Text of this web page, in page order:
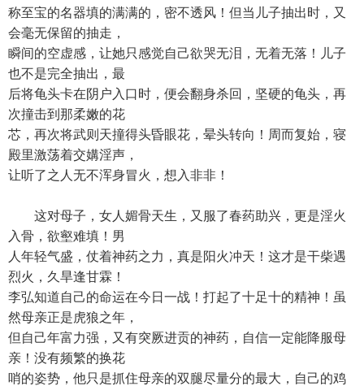
称至宝的名器填的满满的，密不透风！但当儿子抽出时，又
会毫无保留的抽走，
瞬间的空虚感，让她只感觉自己欲哭无泪，无着无落！儿子
也不是完全抽出，最
后将龟头卡在阴户入口时，便会翻身杀回，坚硬的龟头，再
次撞击到那柔嫩的花
芯，再次将武则天撞得头昏眼花，晕头转向！周而复始，寝
殿里激荡着交媾淫声，
让听了之人无不浑身冒火，想入非非！
这对母子，女人媚骨天生，又服了春药助兴，更是淫火
入骨，欲壑难填！男
人年轻气盛，仗着神药之力，真是阳火冲天！这才是干柴遇
烈火，久旱逢甘霖！
李弘知道自己的命运在今日一战！打起了十足十的精神！虽
然母亲正是虎狼之年，
但自己年富力强，又有突厥进贡的神药，自信一定能降服母
亲！没有频繁的换花
哨的姿势，他只是抓住母亲的双腿尽量分的最大，自己的鸡